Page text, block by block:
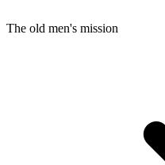
The old men's mission